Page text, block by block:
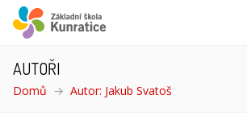
AUTOŘI
Domů Autor: Jakub Svatoš